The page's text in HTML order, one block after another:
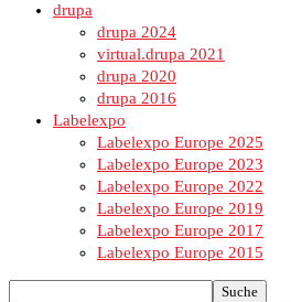
drupa
drupa 2024
virtual.drupa 2021
drupa 2020
drupa 2016
Labelexpo
Labelexpo Europe 2025
Labelexpo Europe 2023
Labelexpo Europe 2022
Labelexpo Europe 2019
Labelexpo Europe 2017
Labelexpo Europe 2015